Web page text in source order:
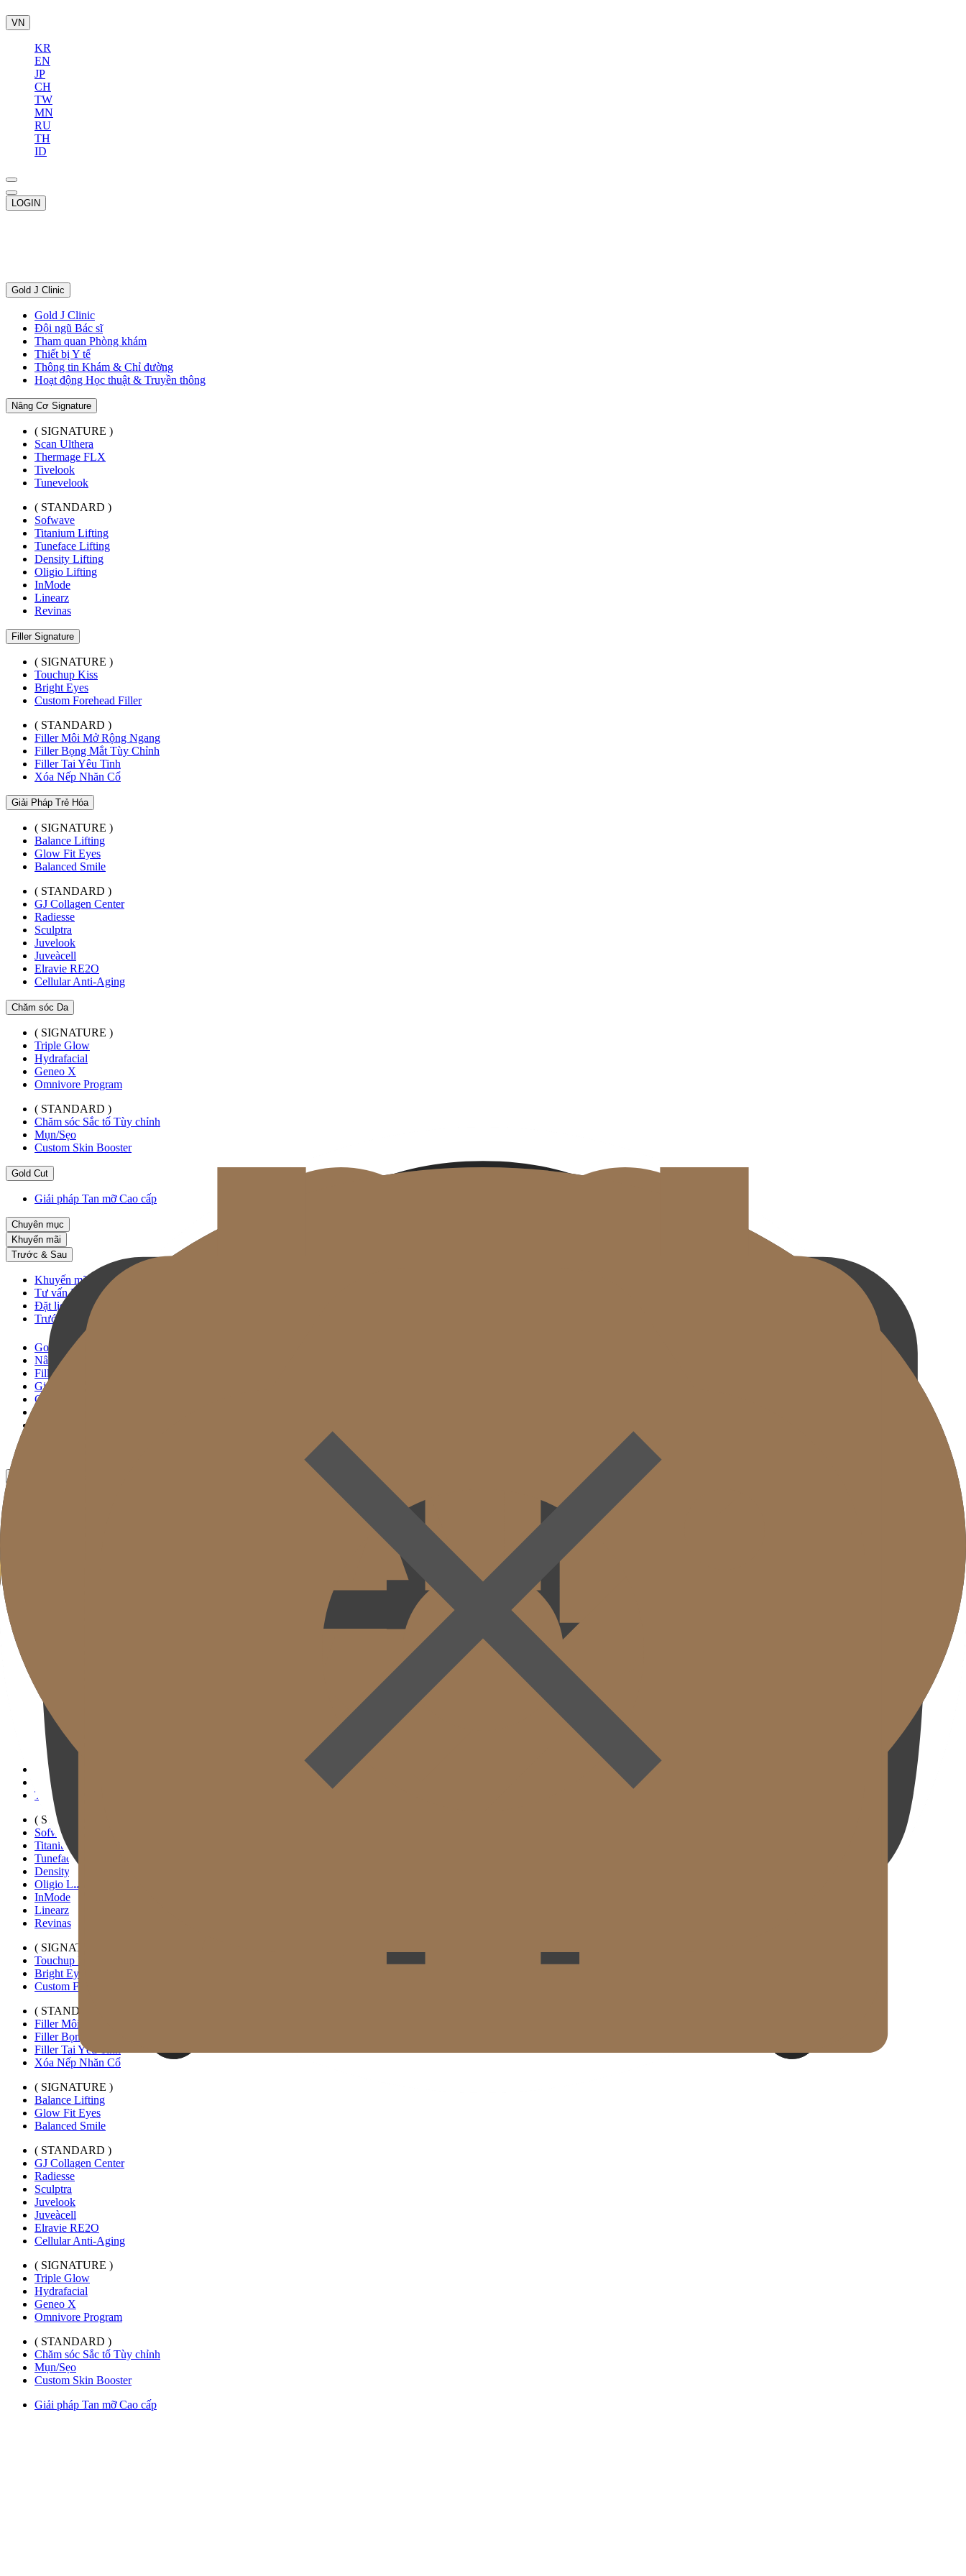
VN
KR
EN
JP
CH
TW
MN
RU
TH
ID
LOGIN
Gold J Clinic
Gold J Clinic
Đội ngũ Bác sĩ
Tham quan Phòng khám
Thiết bị Y tế
Thông tin Khám & Chỉ đường
Hoạt động Học thuật & Truyền thông
Nâng Cơ Signature
( SIGNATURE )
Scan Ulthera
Thermage FLX
Tivelook
Tunevelook
( STANDARD )
Sofwave
Titanium Lifting
Tuneface Lifting
Density Lifting
Oligio Lifting
InMode
Linearz
Revinas
Filler Signature
( SIGNATURE )
Touchup Kiss
Bright Eyes
Custom Forehead Filler
( STANDARD )
Filler Môi Mở Rộng Ngang
Filler Bọng Mắt Tùy Chỉnh
Filler Tai Yêu Tinh
Xóa Nếp Nhăn Cổ
Giải Pháp Trẻ Hóa
( SIGNATURE )
Balance Lifting
Glow Fit Eyes
Balanced Smile
( STANDARD )
GJ Collagen Center
Radiesse
Sculptra
Juvelook
Juveàcell
Elravie RE2O
Cellular Anti-Aging
Chăm sóc Da
( SIGNATURE )
Triple Glow
Hydrafacial
Geneo X
Omnivore Program
( STANDARD )
Chăm sóc Sắc tố Tùy chỉnh
Mụn/Sẹo
Custom Skin Booster
Gold Cut
Giải pháp Tan mỡ Cao cấp
Chuyên mục
Khuyến mãi
Trước & Sau
Khuyến mãi
Tư vấn KakaoTalk
Đặt lịch Thủ thuật
Trước & Sau
Gold J Clinic
Nâng Cơ Signature
Filler Signature
Giải Pháp Trẻ Hóa
Chăm sóc Da
Thiết bị Y tế
Thông tin Khám & Chỉ đường
Hoạt động Học thuật & Truyền thông
( SIGNATURE )
Scan Ulthera
Thermage FLX
Tivelook
Tunevelook
( STANDARD )
Sofwave
Titanium Lifting
Tuneface Lifting
Density Lifting
Oligio Lifting
InMode
Linearz
Revinas
( SIGNATURE )
Touchup Kiss
Bright Eyes
Custom Forehead Filler
( STANDARD )
Filler Môi Mở Rộng Ngang
Filler Bọng Mắt Tùy Chỉnh
Filler Tai Yêu Tinh
Xóa Nếp Nhăn Cổ
( SIGNATURE )
Balance Lifting
Glow Fit Eyes
Balanced Smile
( STANDARD )
GJ Collagen Center
Radiesse
Sculptra
Juvelook
Juveàcell
Elravie RE2O
Cellular Anti-Aging
( SIGNATURE )
Triple Glow
Hydrafacial
Geneo X
Omnivore Program
( STANDARD )
Chăm sóc Sắc tố Tùy chỉnh
Mụn/Sẹo
Custom Skin Booster
Giải pháp Tan mỡ Cao cấp